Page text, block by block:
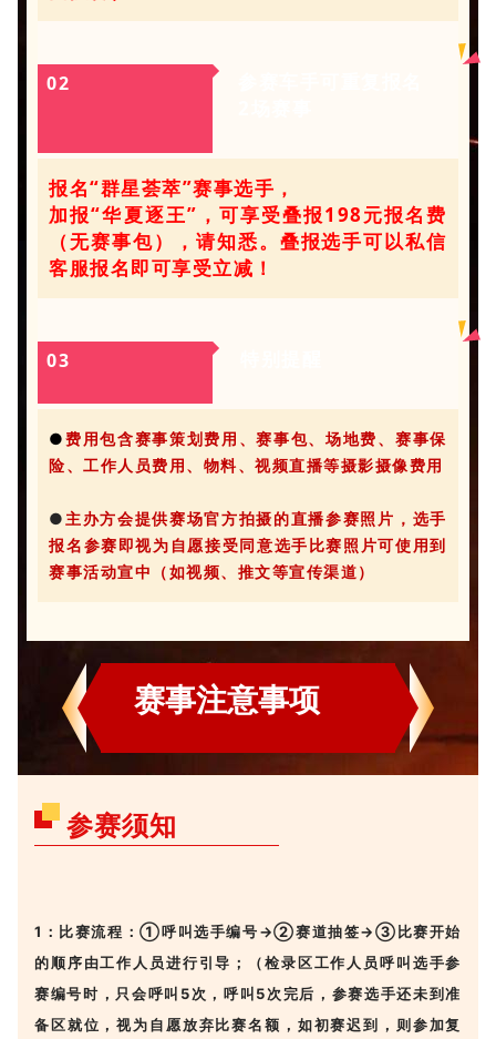
02
报名“群星荟萃”赛事选手，
加报“华夏逐王”，可享受叠报198元报名费
（无赛事包），请知悉。叠报选手可以私信
客服报名即可享受立减！
03
●费用包含赛事策划费用、赛事包、场地费、 赛事保
险、工作人员费用、物料、视频直播等摄影摄像费用
●主办方会提供赛场官方拍摄的直播参赛照片，选手
报名参赛即视为自愿接受同意选手比赛照片可使用到
赛事活动宣中（如视频、推文等宣传渠道）
赛事注意事项
参赛须知
1：比赛流程：①呼叫选手编号→②赛道抽签→③比赛开始
的顺序由工作人员进行引导；（检录区工作人员呼叫选手参
赛编号时，只会呼叫5次，呼叫5次完后，参赛选手还未到准
备区就位，视为自愿放弃比赛名额，如初赛迟到，则参加复